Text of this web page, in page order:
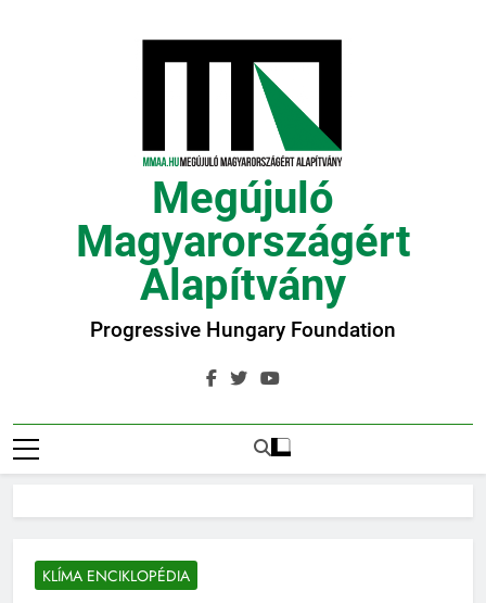
Megújuló
Magyarországért
Alapítvány
Progressive Hungary Foundation
KLÍMA ENCIKLOPÉDIA